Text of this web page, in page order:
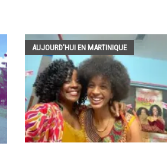
AUJOURD'HUI EN MARTINIQUE